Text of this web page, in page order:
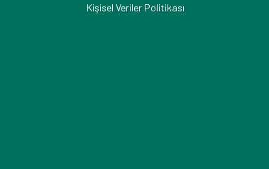
Kişisel Veriler Politikası